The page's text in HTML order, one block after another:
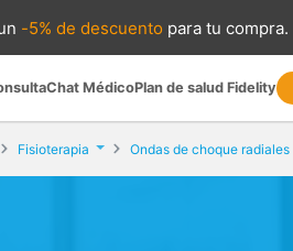
-5% de descuento para tu compra.
Chat MédicoPlan de salud Fidelity
Fisioterapia Ondas de choque radiales